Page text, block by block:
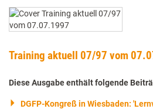
Training aktuell 07/97 vom
Diese Ausgabe enthält folgende
DGFP-Kongreß in Wiesbaden: